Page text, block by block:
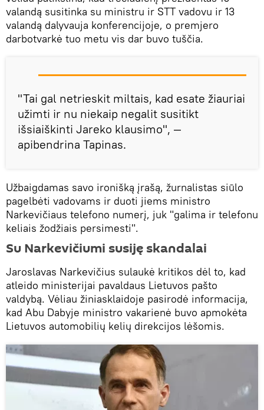
valandą susitinka su ministru ir STT vadovu ir 13
valandą dalyvauja konferencijoje, o premjero
darbotvarkė tuo metu vis dar buvo tuščia.
"Tai gal netrieskit miltais, kad esate žiauriai
užimti ir nu niekaip negalit susitikt
išsiaiškinti Jareko klausimo", —
apibendrina Tapinas.
Užbaigdamas savo ironišką įrašą, žurnalistas siūlo
pagelbėti vadovams ir duoti jiems ministro
Narkevičiaus telefono numerį, juk "galima ir telefonu
keliais žodžiais persimesti".
Su Narkevičiumi susiję skandalai
Jaroslavas Narkevičius sulaukė kritikos dėl to, kad
atleido ministerijai pavaldaus Lietuvos pašto
valdybą. Vėliau žiniasklaidoje pasirodė informacija,
kad Abu Dabyje ministro vakarienė buvo apmokėta
Lietuvos automobilių kelių direkcijos lėšomis.